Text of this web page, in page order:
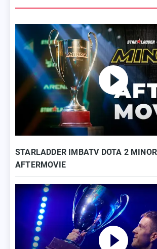
STARLADDER IMBATV DOTA 2
AFTERMOVIE